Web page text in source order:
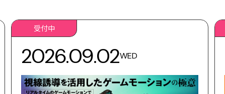
受付中
2026.09.02WED